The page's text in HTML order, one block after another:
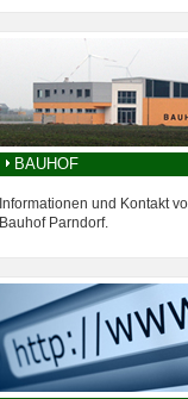
BAUHOF
Informationen und Kontakt
Bauhof Parndorf.